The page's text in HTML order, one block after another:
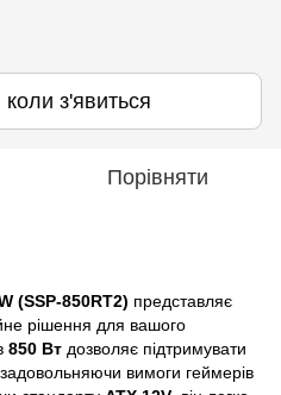
з'явиться
Порівняти
(SSP-850RT2) представляє
рішення для вашого
850 Вт дозволяє підтримувати
вимоги геймерів